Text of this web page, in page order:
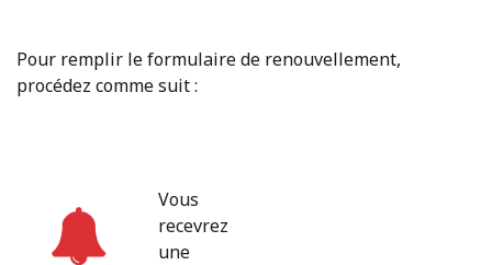
Pour remplir le formulaire de renouvellement,
procédez comme suit :
Vous
recevrez
une